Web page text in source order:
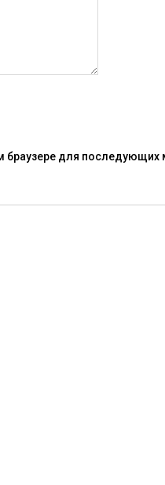
браузере для